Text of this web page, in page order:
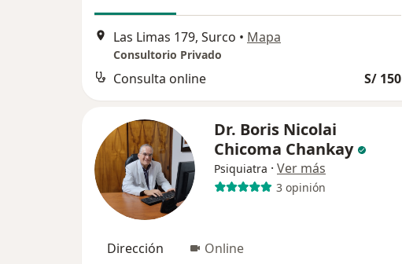
Las Limas 179, Surco • Mapa
Consultorio Privado
Consulta online S/ 150
Dr. Boris Nicolai
Chicoma Chankay
Psiquiatra · Ver más
3 opinión
Dirección Online